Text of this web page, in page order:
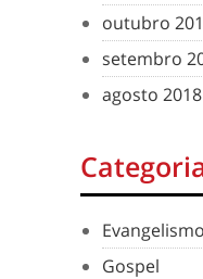
outubro
setembro
agosto 2018
Evangelismo
Gospel